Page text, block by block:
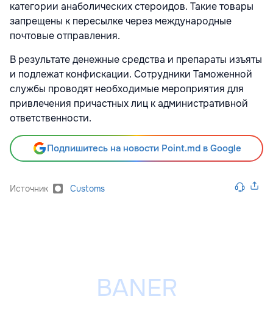
категории анаболических стероидов. Такие товары
запрещены к пересылке через международные
почтовые отправления.
В результате денежные средства и препараты изъяты
и подлежат конфискации. Сотрудники Таможенной
службы проводят необходимые мероприятия для
привлечения причастных лиц к административной
ответственности.
Подпишитесь на новости Point.md в Google
Источник Customs